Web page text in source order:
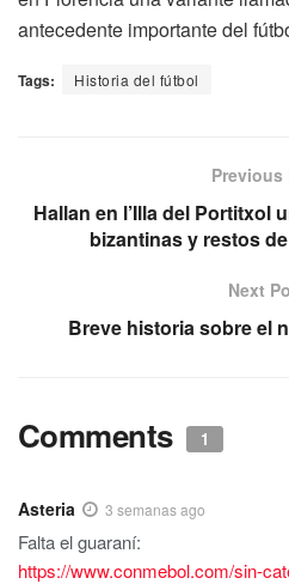
antecedente importante del
Tags: Historia del fútbol
Previous
Hallan en l’Illa del Portitxol
bizantinas y restos
Next
Breve historia sobre el
Comments 1
Asteria 3 semanas ago
Falta el guaraní:
https://www.conmebol.com/sin-